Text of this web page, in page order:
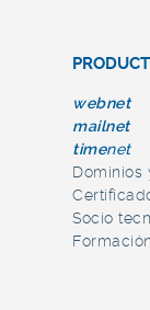
webnet
mailnet
timenet
Dominios
Socio
Formación